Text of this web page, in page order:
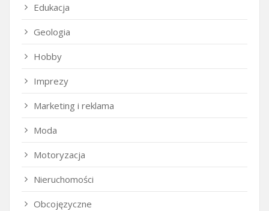
Edukacja
Geologia
Hobby
Imprezy
Marketing i reklama
Moda
Motoryzacja
Nieruchomości
Obcojęzyczne